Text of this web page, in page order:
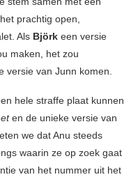
prachtig open,
Als Björk een versie
maken, het zou
versie van Junn komen.
hele straffe plaat kunnen
en de unieke versie van
we dat Anu steeds
waarin ze op zoek gaat
van het nummer uit het